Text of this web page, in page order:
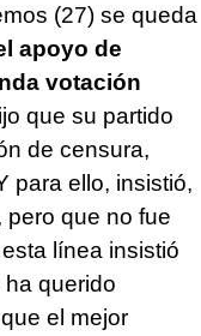
(27) se queda
apoyo de
votación
que su partido
de censura,
para ello, insistió,
pero que no fue
línea insistió
querido
el mejor